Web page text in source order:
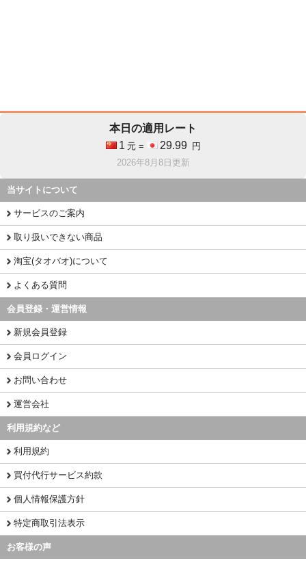
本日の適用レート
1 元 = 29.99
円
2026年8月8日更新
当サイトについて
サービスのご案内
取り扱いできない商品
淘宝(タオバオ)について
よくある質問
会員登録・運営情報
新規会員登録
会員ログイン
お問い合わせ
運営会社
利用規約など
利用規約
買付代行サービス約款
個人情報保護方針
特定商取引法表示
お客様の声